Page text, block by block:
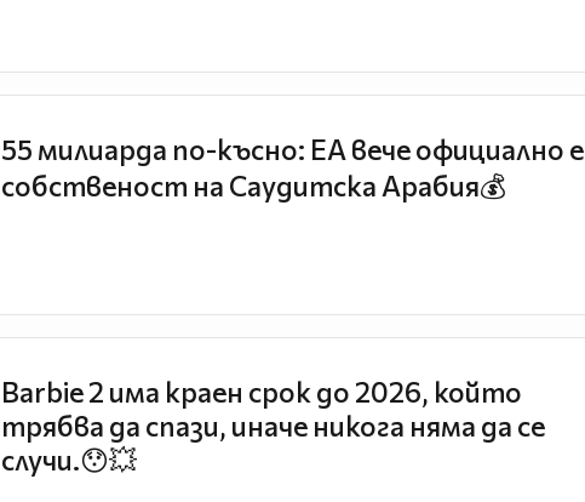
55 милиарда по-късно: EA вече официално е
собственост на Саудитска Арабия💰
Barbie 2 има краен срок до 2026, който
трябва да спази, иначе никога няма да се
случи.😯💥